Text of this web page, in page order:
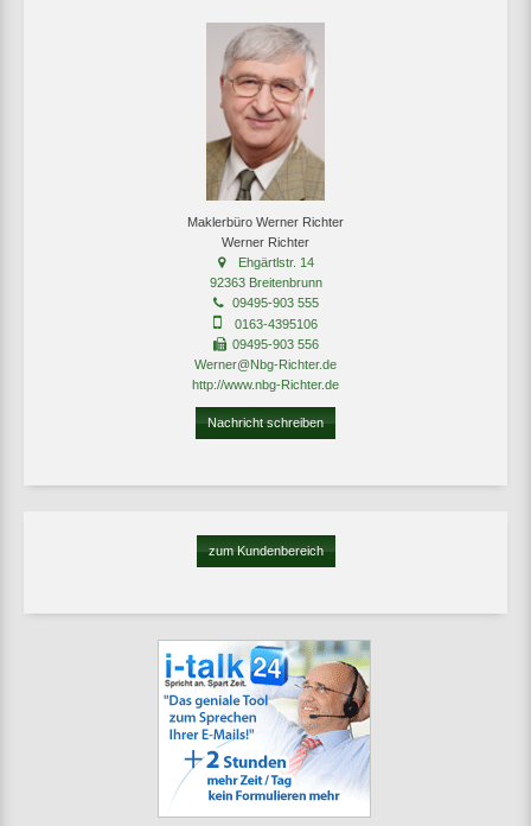
Maklerbüro Werner Richter
Werner Richter
Ehgärtlstr. 14
92363 Breitenbrunn
09495-903 555
0163-4395106
09495-903 556
Werner@Nbg-Richter.de
http://www.nbg-Richter.de
Nachricht schreiben
zum Kundenbereich